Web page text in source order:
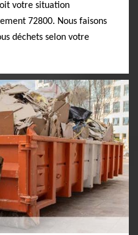
votre situation
72800. Nous faisons
déchets selon votre